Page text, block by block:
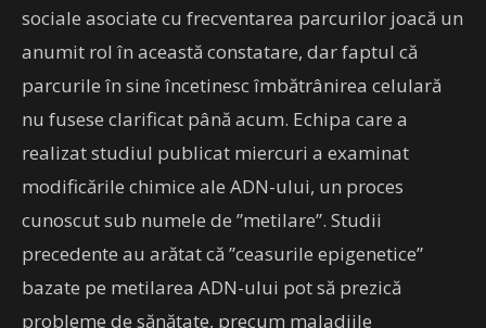
sociale asociate cu frecventarea parcurilor joacă un
anumit rol în această constatare, dar faptul că
parcurile în sine încetinesc îmbătrânirea celulară
nu fusese clarificat până acum. Echipa care a
realizat studiul publicat miercuri a examinat
modificările chimice ale ADN-ului, un proces
cunoscut sub numele de ”metilare”. Studii
precedente au arătat că ”ceasurile epigenetice”
bazate pe metilarea ADN-ului pot să prezică
probleme de sănătate, precum maladiile